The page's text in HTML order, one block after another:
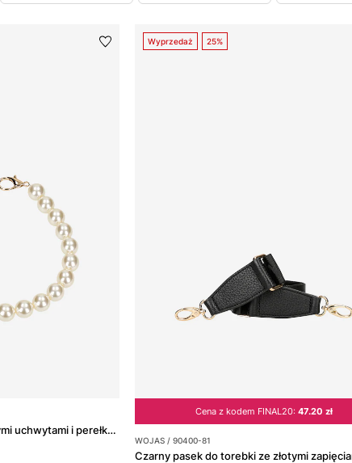
Doczepiana ozdoba ze złotymi uchwytami i perełkami
Wyprzedaż 25%
Cena z kodem FINAL20:47.20 zł
WOJAS / 90400-81
Czarny pasek do torebki ze złotymi